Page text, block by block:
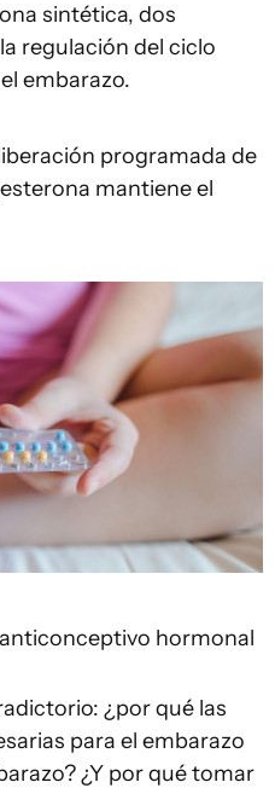
sintética, dos
regulación del ciclo
embarazo.
programada de
mantiene el
hormonal
¿por qué las
para el embarazo
¿Y por qué tomar